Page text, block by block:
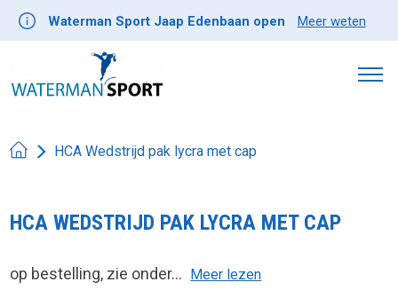
Waterman Sport Jaap Edenbaan open Meer weten
HCA Wedstrijd pak lycra met cap
HCA WEDSTRIJD PAK LYCRA MET CAP
op bestelling, zie onder... Meer lezen